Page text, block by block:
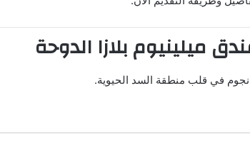
ميلينيوم بلازا الدوحة